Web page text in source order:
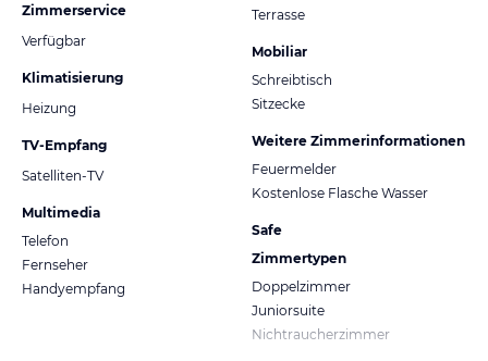
Zimmerservice
Verfügbar
Klimatisierung
Heizung
TV-Empfang
Satelliten-TV
Multimedia
Telefon
Fernseher
Handyempfang
Terrasse
Mobiliar
Schreibtisch
Sitzecke
Weitere Zimmerinformationen
Feuermelder
Kostenlose Flasche Wasser
Safe
Zimmertypen
Doppelzimmer
Juniorsuite
Nichtraucherzimmer